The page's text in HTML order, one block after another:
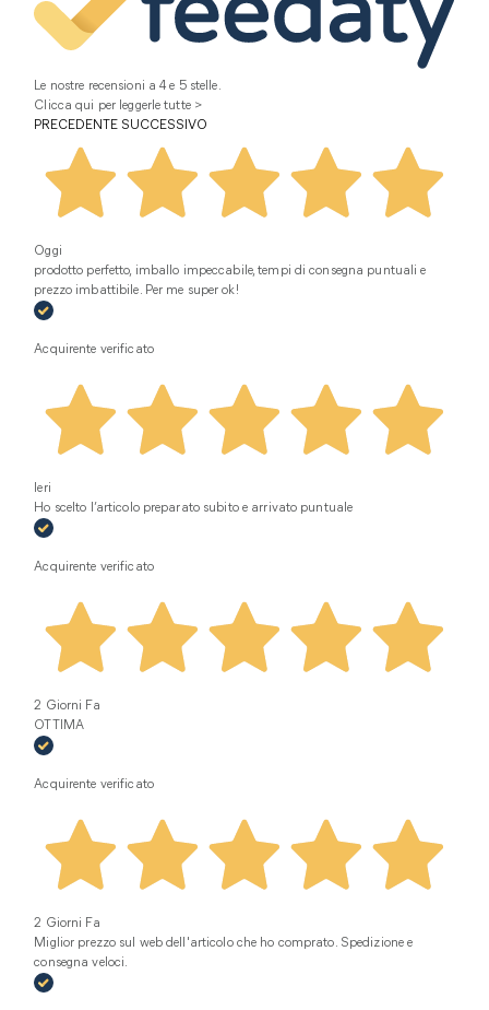
Le nostre recensioni a 4 e 5 stelle.
Clicca qui per leggerle tutte >
PRECEDENTE SUCCESSIVO
Oggi
prodotto perfetto, imballo impeccabile, tempi di consegna puntuali e
prezzo imbattibile. Per me super ok!
Acquirente verificato
Ieri
Ho scelto l’articolo preparato subito e arrivato puntuale
Acquirente verificato
2 Giorni Fa
OTTIMA
Acquirente verificato
2 Giorni Fa
Miglior prezzo sul web dell'articolo che ho comprato. Spedizione e
consegna veloci.